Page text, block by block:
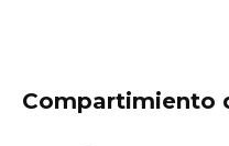
Compartimiento